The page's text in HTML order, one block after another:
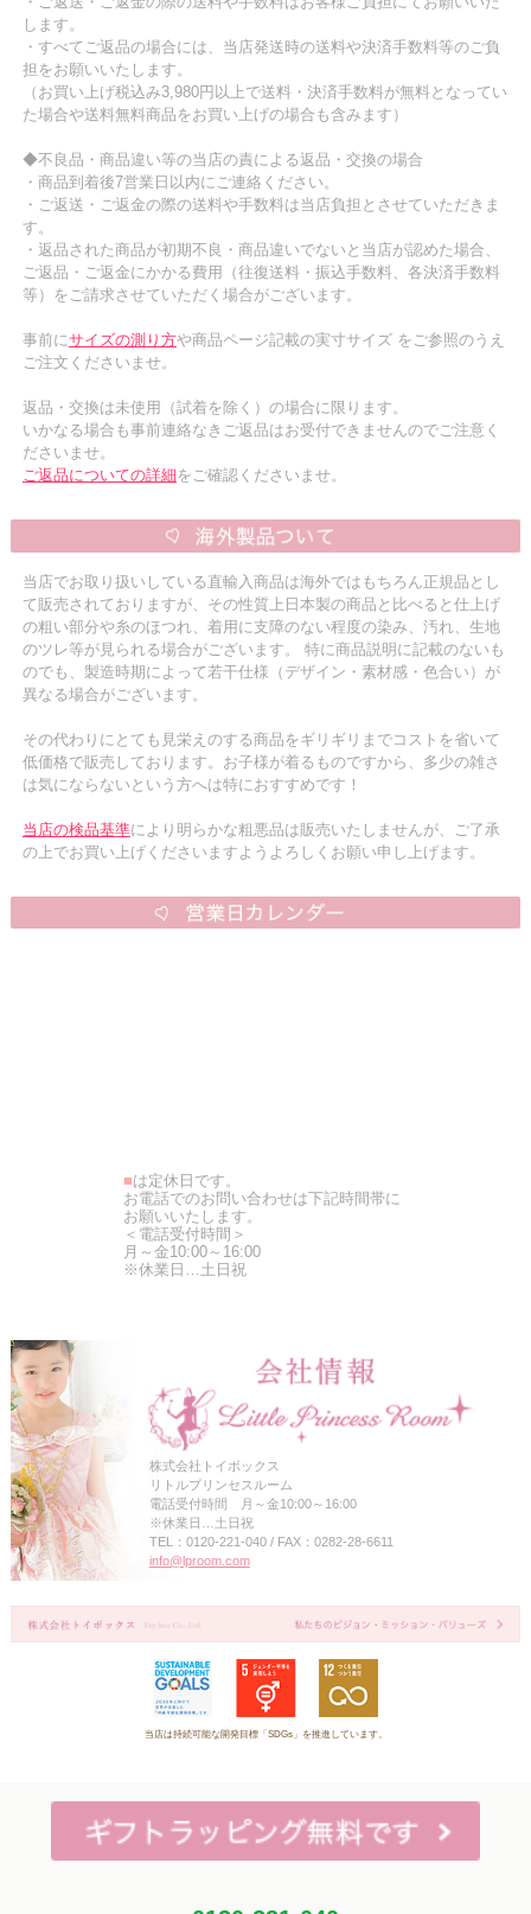
します。
・すべてご返品の場合には、当店発送時の送料や決済手数料等のご負
担をお願いいたします。
（お買い上げ税込み3,980円以上で送料・決済手数料が無料となってい
た場合や送料無料商品をお買い上げの場合も含みます）
◆不良品・商品違い等の当店の責による返品・交換の場合
・商品到着後7営業日以内にご連絡ください。
・ご返送・ご返金の際の送料や手数料は当店負担とさせていただきま
す。
・返品された商品が初期不良・商品違いでないと当店が認めた場合、
ご返品・ご返金にかかる費用（往復送料・振込手数料、各決済手数料
等）をご請求させていただく場合がございます。
事前にサイズの測り方や商品ページ記載の実寸サイズ をご参照のうえ
ご注文くださいませ。
返品・交換は未使用（試着を除く）の場合に限ります。
いかなる場合も事前連絡なきご返品はお受付できませんのでご注意く
ださいませ。
ご返品についての詳細をご確認くださいませ。
当店でお取り扱いしている直輸入商品は海外ではもちろん正規品とし
て販売されておりますが、その性質上日本製の商品と比べると仕上げ
の粗い部分や糸のほつれ、着用に支障のない程度の染み、汚れ、生地
のツレ等が見られる場合がございます。 特に商品説明に記載のないも
のでも、製造時期によって若干仕様（デザイン・素材感・色合い）が
異なる場合がございます。
その代わりにとても見栄えのする商品をギリギリまでコストを省いて
低価格で販売しております。お子様が着るものですから、多少の雑さ
は気にならないという方へは特におすすめです！
当店の検品基準により明らかな粗悪品は販売いたしませんが、ご了承
の上でお買い上げくださいますようよろしくお願い申し上げます。
■は定休日です。
お電話でのお問い合わせは下記時間帯に
お願いいたします。
＜電話受付時間＞
月～金10:00～16:00
※休業日…土日祝
株式会社トイボックス
リトルプリンセスルーム
電話受付時間 月～金10:00～16:00
※休業日…土日祝
TEL：0120-221-040 / FAX：0282-28-6611
info@lproom.com
当店は持続可能な開発目標「SDGs」を推進しています。